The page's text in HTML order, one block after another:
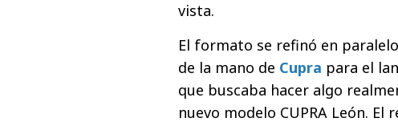
vista.
El formato se refinó en
de la mano de Cupra para el
que buscaba hacer algo
nuevo modelo CUPRA León.